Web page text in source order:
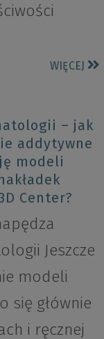
WIĘCEJ
– jak
addytywne
modeli
Center?
Jeszcze
modeli
się głównie
i ręcznej